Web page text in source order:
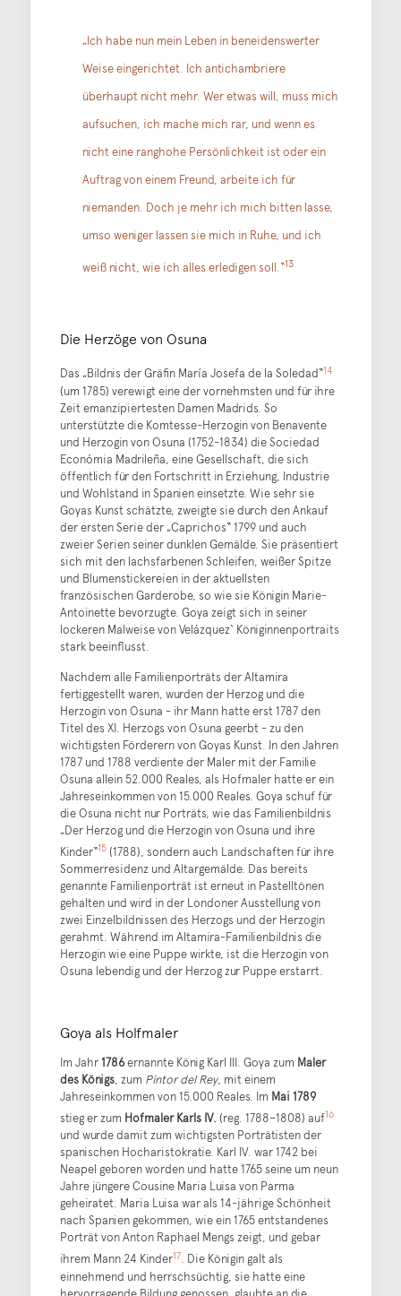
„Ich habe nun mein Leben in beneidenswerter
Weise eingerichtet. Ich antichambriere
überhaupt nicht mehr. Wer etwas will, muss mich
aufsuchen, ich mache mich rar, und wenn es
nicht eine ranghohe Persönlichkeit ist oder ein
Auftrag von einem Freund, arbeite ich für
niemanden. Doch je mehr ich mich bitten lasse,
umso weniger lassen sie mich in Ruhe, und ich
weiß nicht, wie ich alles erledigen soll.“13
Die Herzöge von Osuna
Das „Bildnis der Gräfin María Josefa de la Soledad“14
(um 1785) verewigt eine der vornehmsten und für ihre
Zeit emanzipiertesten Damen Madrids. So
unterstützte die Komtesse-Herzogin von Benavente
und Herzogin von Osuna (1752-1834) die Sociedad
Económia Madrileña, eine Gesellschaft, die sich
öffentlich für den Fortschritt in Erziehung, Industrie
und Wohlstand in Spanien einsetzte. Wie sehr sie
Goyas Kunst schätzte, zweigte sie durch den Ankauf
der ersten Serie der „Caprichos“ 1799 und auch
zweier Serien seiner dunklen Gemälde. Sie präsentiert
sich mit den lachsfarbenen Schleifen, weißer Spitze
und Blumenstickereien in der aktuellsten
französischen Garderobe, so wie sie Königin Marie-
Antoinette bevorzugte. Goya zeigt sich in seiner
lockeren Malweise von Velázquez‘ Königinnenportraits
stark beeinflusst.
Nachdem alle Familienporträts der Altamira
fertiggestellt waren, wurden der Herzog und die
Herzogin von Osuna - ihr Mann hatte erst 1787 den
Titel des XI. Herzogs von Osuna geerbt - zu den
wichtigsten Förderern von Goyas Kunst. In den Jahren
1787 und 1788 verdiente der Maler mit der Familie
Osuna allein 52.000 Reales, als Hofmaler hatte er ein
Jahreseinkommen von 15.000 Reales. Goya schuf für
die Osuna nicht nur Porträts, wie das Familienbildnis
„Der Herzog und die Herzogin von Osuna und ihre
Kinder“15(1788), sondern auch Landschaften für ihre
Sommerresidenz und Altargemälde. Das bereits
genannte Familienporträt ist erneut in Pastelltönen
gehalten und wird in der Londoner Ausstellung von
zwei Einzelbildnissen des Herzogs und der Herzogin
gerahmt. Während im Altamira-Familienbildnis die
Herzogin wie eine Puppe wirkte, ist die Herzogin von
Osuna lebendig und der Herzog zur Puppe erstarrt.
Goya als Holfmaler
Im Jahr 1786ernannte König Karl III. Goya zum Maler
des Königs, zum Pintor del Rey, mit einem
Jahreseinkommen von 15.000 Reales. Im Mai 1789
stieg er zum Hofmaler Karls IV. (reg. 1788–1808) auf16
und wurde damit zum wichtigsten Porträtisten der
spanischen Hocharistokratie. Karl IV. war 1742 bei
Neapel geboren worden und hatte 1765 seine um neun
Jahre jüngere Cousine Maria Luisa von Parma
geheiratet. Maria Luisa war als 14-jährige Schönheit
nach Spanien gekommen, wie ein 1765 entstandenes
Porträt von Anton Raphael Mengs zeigt, und gebar
ihrem Mann 24 Kinder17. Die Königin galt als
einnehmend und herrschsüchtig, sie hatte eine